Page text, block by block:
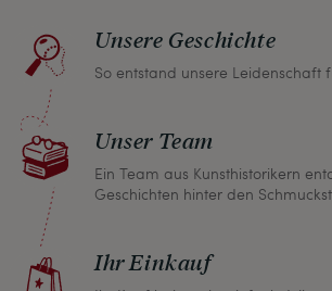
müssen.
Sollten Sie aus irgendeinem
nicht zufrieden sein, nehmen Sie
Kontakt auf und wir finden
gemeinsame Lösung. Unabhängig
Sie innerhalb von einem Monat
zurückgeben und wir erstatten
Kaufpreis.
Unsere Geschichte
So entstand unsere Leidenschaft
Unser Team
Ein Team aus Kunsthistorikern
Geschichten hinter den
Ihr Einkauf